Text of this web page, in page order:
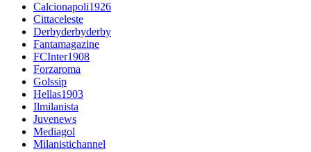
Calcionapoli1926
Cittaceleste
Derbyderbyderby
Fantamagazine
FCInter1908
Forzaroma
Golssip
Hellas1903
Ilmilanista
Juvenews
Mediagol
Milanistichannel